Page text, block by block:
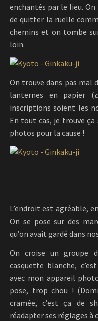
enchantés par le lieu.
de quitter la ruelle
chemins et on tombe
loin.
On trouve dans pas mal
lanternes en papier (
inscriptions soient les
En tout cas, je trouve
photos pour la cause !
L’endroit est agréable,
On se pose sur des
qu’on avait gardé dans
On croise un groupe
casquette blanche,
avec mon appareil
pose, trop chou !
cramée, c’est ça de
réadapter ses réglages